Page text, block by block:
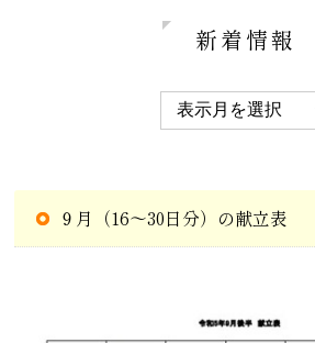
新着情報
９月（16～30日分）の献立表